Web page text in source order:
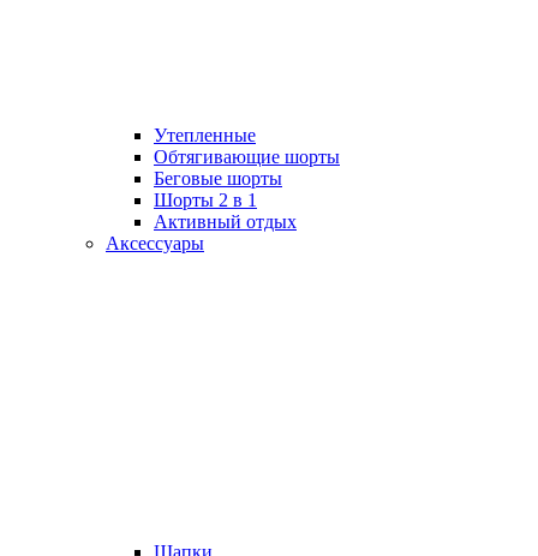
Утепленные
Обтягивающие шорты
Беговые шорты
Шорты 2 в 1
Активный отдых
Аксессуары
Шапки